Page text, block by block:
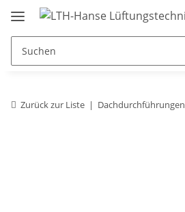
Zurück zur Liste Dachdurchführungen